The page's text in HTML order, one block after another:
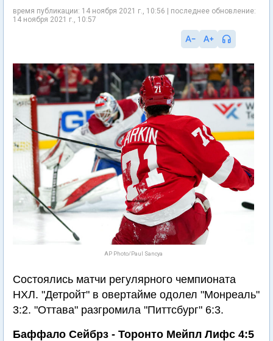
время публикации: 14 ноября 2021 г., 10:56 | последнее обновление:
14 ноября 2021 г., 10:57
AP Photo/Paul Sancya
Состоялись матчи регулярного чемпионата
НХЛ. "Детройт" в овертайме одолел "Монреаль"
3:2. "Оттава" разгромила "Питтсбург" 6:3.
Баффало Сейбрз - Торонто Мейпл Лифс 4:5